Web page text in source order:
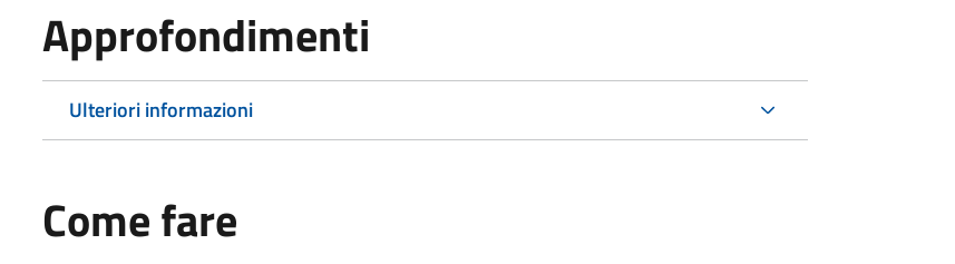
Approfondimenti
Ulteriori informazioni
Come fare